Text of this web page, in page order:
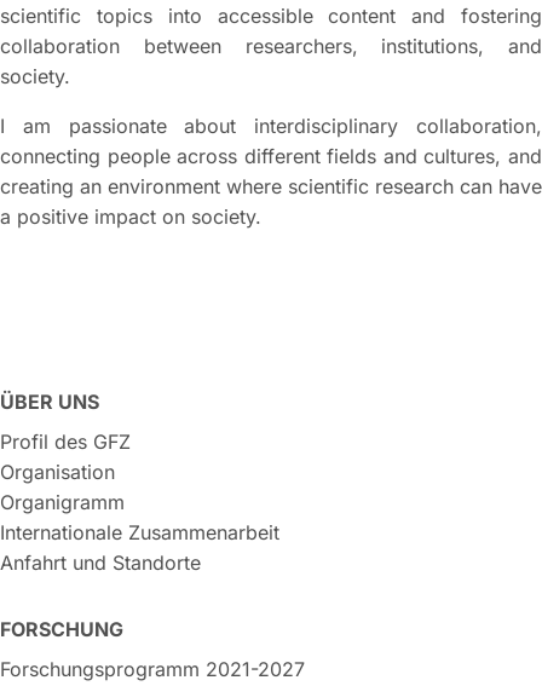
scientific topics into accessible content and fostering
collaboration between researchers, institutions, and
society.
I am passionate about interdisciplinary collaboration,
connecting people across different fields and cultures, and
creating an environment where scientific research can have
a positive impact on society.
ÜBER UNS
Profil des GFZ
Organisation
Organigramm
Internationale Zusammenarbeit
Anfahrt und Standorte
FORSCHUNG
Forschungsprogramm 2021-2027